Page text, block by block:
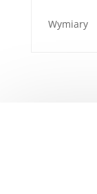
Wymiary